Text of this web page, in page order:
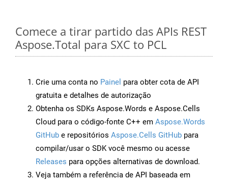
Comece a tirar partido das APIs REST
Aspose.Total para SXC to PCL
Crie uma conta no Painel para obter cota de API
gratuita e detalhes de autorização
Obtenha os SDKs Aspose.Words e Aspose.Cells
Cloud para o código-fonte C++ em Aspose.Words
GitHub e repositórios Aspose.Cells GitHub para
compilar/usar o SDK você mesmo ou acesse
Releases para opções alternativas de download.
Veja também a referência de API baseada em